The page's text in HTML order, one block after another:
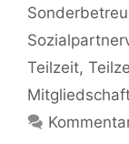
Teilzeit,